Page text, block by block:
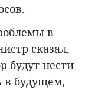
в
сказал,
будут нести
в будущем,